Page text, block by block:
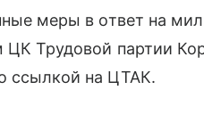
меры в ответ на
ЦК Трудовой партии
ссылкой на ЦТАК.